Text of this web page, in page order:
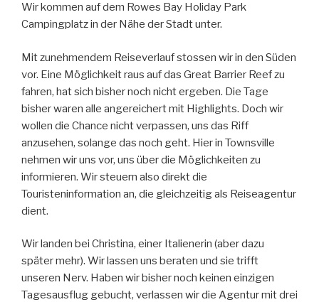
Wir kommen auf dem Rowes Bay Holiday Park
Campingplatz in der Nähe der Stadt unter.
Mit zunehmendem Reiseverlauf stossen wir in den Süden
vor. Eine Möglichkeit raus auf das Great Barrier Reef zu
fahren, hat sich bisher noch nicht ergeben. Die Tage
bisher waren alle angereichert mit Highlights. Doch wir
wollen die Chance nicht verpassen, uns das Riff
anzusehen, solange das noch geht. Hier in Townsville
nehmen wir uns vor, uns über die Möglichkeiten zu
informieren. Wir steuern also direkt die
Touristeninformation an, die gleichzeitig als Reiseagentur
dient.
Wir landen bei Christina, einer Italienerin (aber dazu
später mehr). Wir lassen uns beraten und sie trifft
unseren Nerv. Haben wir bisher noch keinen einzigen
Tagesausflug gebucht, verlassen wir die Agentur mit drei